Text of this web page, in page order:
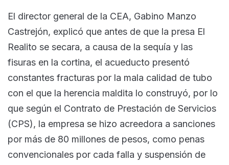
El director general de la CEA, Gabino Manzo
Castrejón, explicó que antes de que la presa El
Realito se secara, a causa de la sequía y las
fisuras en la cortina, el acueducto presentó
constantes fracturas por la mala calidad de tubo
con el que la herencia maldita lo construyó, por lo
que según el Contrato de Prestación de Servicios
(CPS), la empresa se hizo acreedora a sanciones
por más de 80 millones de pesos, como penas
convencionales por cada falla y suspensión de